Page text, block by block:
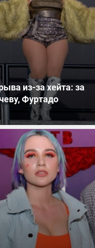
из-за хейта: за
Фуртадо